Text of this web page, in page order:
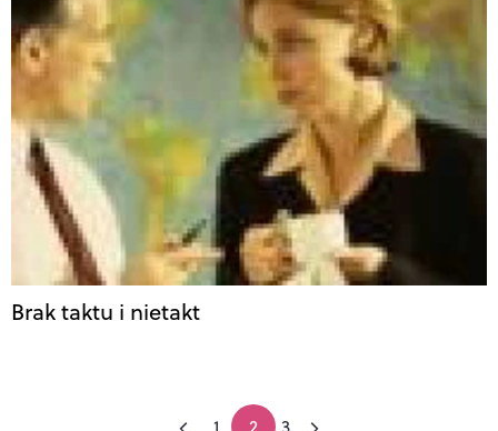
Brak taktu i nietakt